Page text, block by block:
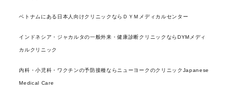
ベトナムにある日本人向けクリニックならＤＹＭメディカルセンター
インドネシア・ジャカルタの一般外来・健康診断クリニックならDYMメディ
カルクリニック
内科・小児科・ワクチンの予防接種ならニューヨークのクリニックJapanese
Medical Care